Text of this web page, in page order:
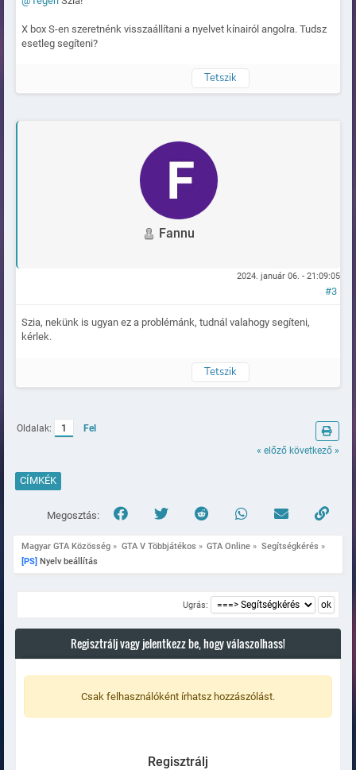
X box S-en szeretnénk visszaállítani a nyelvet kínairól angolra. Tudsz
esetleg segíteni?
Tetszik
Fannu
2024. január 06. - 21:09:05
#3
Szia, nekünk is ugyan ez a problémánk, tudnál valahogy segíteni,
kérlek.
Tetszik
Oldalak: 1
Fel
« előző következő »
CÍMKÉK
Megosztás:
Magyar GTA Közösség » GTA V Többjátékos » GTA Online » Segítségkérés »
[PS] Nyelv beállítás
Ugrás:
Regisztrálj vagy jelentkezz be, hogy válaszolhass!
Csak felhasználóként írhatsz hozzászólást.
Regisztrálj